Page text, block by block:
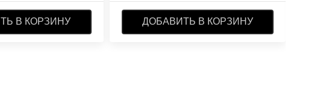
В КОРЗИНУ ДОБАВИТЬ В КОРЗИНУ